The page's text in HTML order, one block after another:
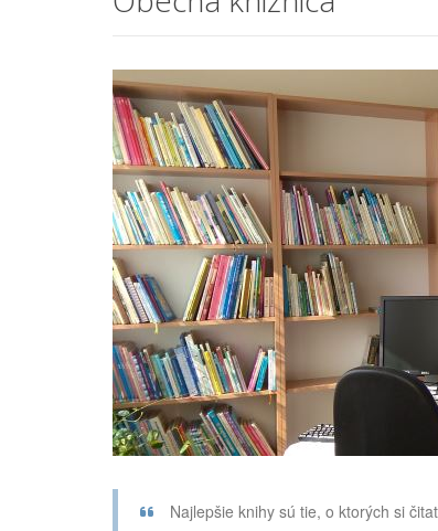
Najlepšie knihy sú tie, o ktorých si